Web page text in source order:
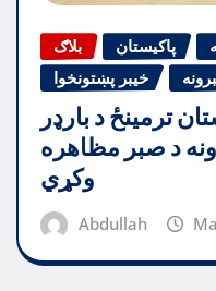
بلاګ پاکیستان
خیبر پښتونخوا
ترمینځ د بارډر
د صبر مظاهره
وکړي
Abdullah